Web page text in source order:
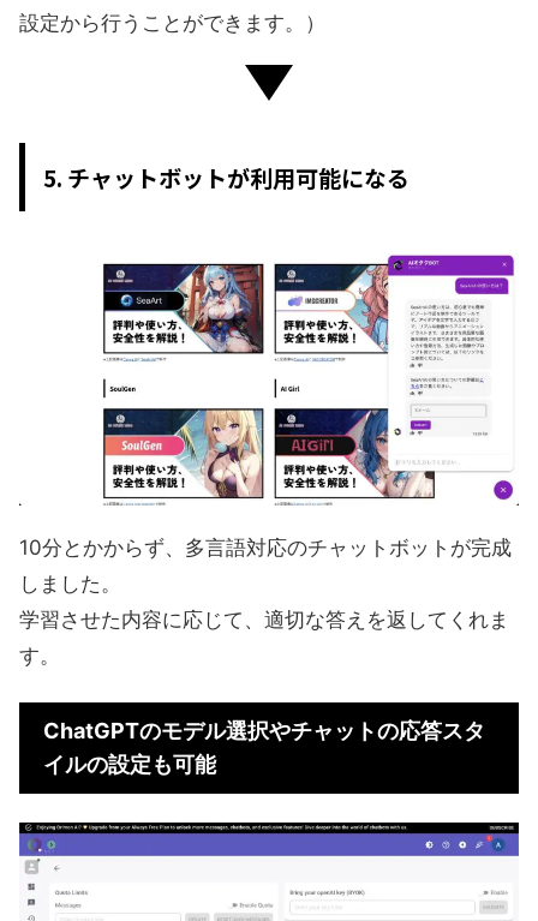
設定から行うことができます。）
5. チャットボットが利用可能になる
10分とかからず、多言語対応のチャットボットが完成
しました。
学習させた内容に応じて、適切な答えを返してくれま
す。
ChatGPTのモデル選択やチャットの応答スタ
イルの設定も可能